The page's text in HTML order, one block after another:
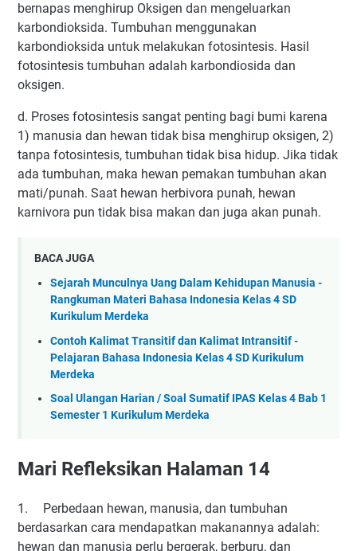
bernapas menghirup Oksigen dan mengeluarkan
karbondioksida. Tumbuhan menggunakan
karbondioksida untuk melakukan fotosintesis. Hasil
fotosintesis tumbuhan adalah karbondiosida dan
oksigen.
d. Proses fotosintesis sangat penting bagi bumi karena
1) manusia dan hewan tidak bisa menghirup oksigen, 2)
tanpa fotosintesis, tumbuhan tidak bisa hidup. Jika tidak
ada tumbuhan, maka hewan pemakan tumbuhan akan
mati/punah. Saat hewan herbivora punah, hewan
karnivora pun tidak bisa makan dan juga akan punah.
BACA JUGA
Sejarah Munculnya Uang Dalam Kehidupan Manusia -
Rangkuman Materi Bahasa Indonesia Kelas 4 SD
Kurikulum Merdeka
Contoh Kalimat Transitif dan Kalimat Intransitif -
Pelajaran Bahasa Indonesia Kelas 4 SD Kurikulum
Merdeka
Soal Ulangan Harian / Soal Sumatif IPAS Kelas 4 Bab 1
Semester 1 Kurikulum Merdeka
Mari Refleksikan Halaman 14
1.
Perbedaan hewan, manusia, dan tumbuhan
berdasarkan cara mendapatkan makanannya adalah:
hewan dan manusia perlu bergerak, berburu, dan